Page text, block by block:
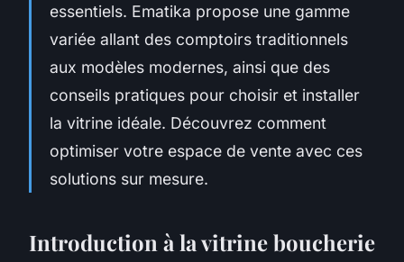
essentiels. Ematika propose une gamme
variée allant des comptoirs traditionnels
aux modèles modernes, ainsi que des
conseils pratiques pour choisir et installer
la vitrine idéale. Découvrez comment
optimiser votre espace de vente avec ces
solutions sur mesure.
Introduction à la vitrine boucherie